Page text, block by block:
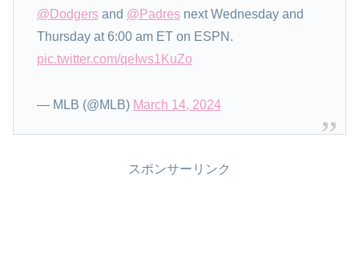
@Dodgersand @Padresnext Wednesday and
Thursday at 6:00 am ET on ESPN.
pic.twitter.com/qeIws1KuZo
— MLB (@MLB) March 14, 2024
スポンサーリンク